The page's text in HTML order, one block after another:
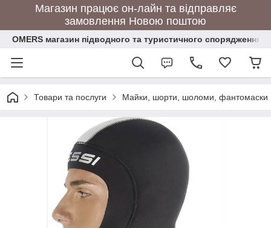
Магазин працює он-лайн та відправляє
замовлення Новою поштою
OMERS магазин підводного та туристичного спорядження
Товари та послуги Майки, шорти, шоломи, фантомаски